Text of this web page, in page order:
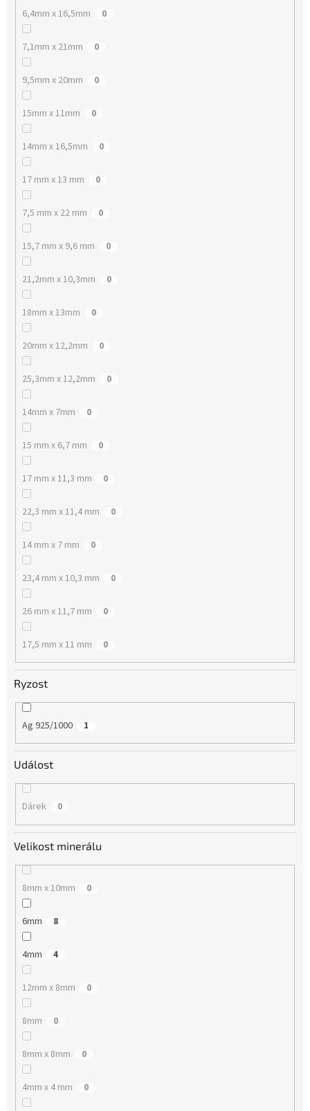
6,4mm x 16,5mm 0
7,1mm x 21mm 0
9,5mm x 20mm 0
15mm x 11mm 0
14mm x 16,5mm 0
17 mm x 13 mm 0
7,5 mm x 22 mm 0
15,7 mm x 9,6 mm 0
21,2mm x 10,3mm 0
18mm x 13mm 0
20mm x 12,2mm 0
25,3mm x 12,2mm 0
14mm x 7mm 0
15 mm x 6,7 mm 0
17 mm x 11,3 mm 0
22,3 mm x 11,4 mm 0
14 mm x 7 mm 0
23,4 mm x 10,3 mm 0
26 mm x 11,7 mm 0
17,5 mm x 11 mm 0
Ryzost
Ag 925/1000 1
Událost
Dárek 0
Velikost minerálu
8mm x 10mm 0
6mm 8
4mm 4
12mm x 8mm 0
8mm 0
8mm x 8mm 0
4mm x 4 mm 0